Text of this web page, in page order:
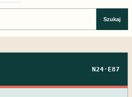
Szukaj
N24·E87